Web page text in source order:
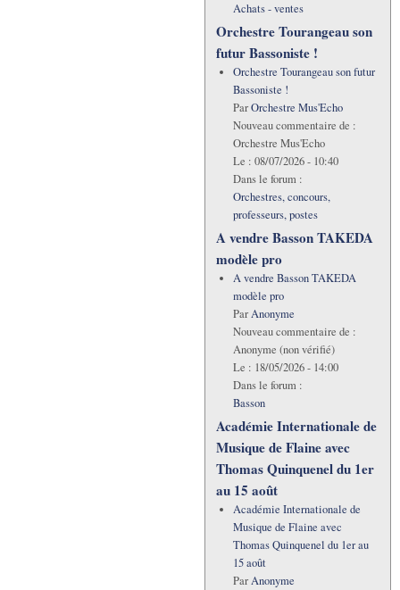
Achats - ventes
Orchestre Tourangeau son
futur Bassoniste !
Orchestre Tourangeau son futur
Bassoniste !
ParOrchestre Mus'Echo
Nouveau commentaire de :
Orchestre Mus'Echo
Le : 08/07/2026 - 10:40
Dans le forum :
Orchestres, concours,
professeurs, postes
A vendre Basson TAKEDA
modèle pro
A vendre Basson TAKEDA
modèle pro
ParAnonyme
Nouveau commentaire de :
Anonyme (non vérifié)
Le : 18/05/2026 - 14:00
Dans le forum :
Basson
Académie Internationale de
Musique de Flaine avec
Thomas Quinquenel du 1er
au 15 août
Académie Internationale de
Musique de Flaine avec
Thomas Quinquenel du 1er au
15 août
ParAnonyme